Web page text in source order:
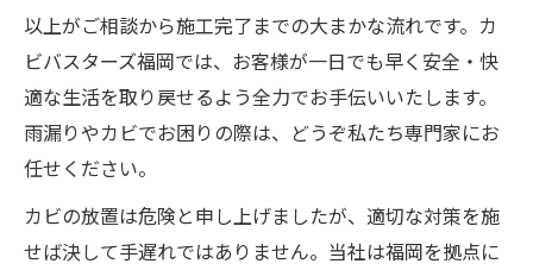
以上がご相談から施工完了までの大まかな流れです。カ
ビバスターズ福岡では、お客様が一日でも早く安全・快
適な生活を取り戻せるよう全力でお手伝いいたします。
雨漏りやカビでお困りの際は、どうぞ私たち専門家にお
任せください。
カビの放置は危険と申し上げましたが、適切な対策を施
せば決して手遅れではありません。当社は福岡を拠点に